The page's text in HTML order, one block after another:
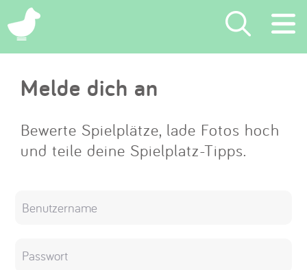
×
Suchen
Eintragen
App
Melde dich an
Bewerte Spielplätze, lade Fotos hoch
und teile deine Spielplatz-Tipps.